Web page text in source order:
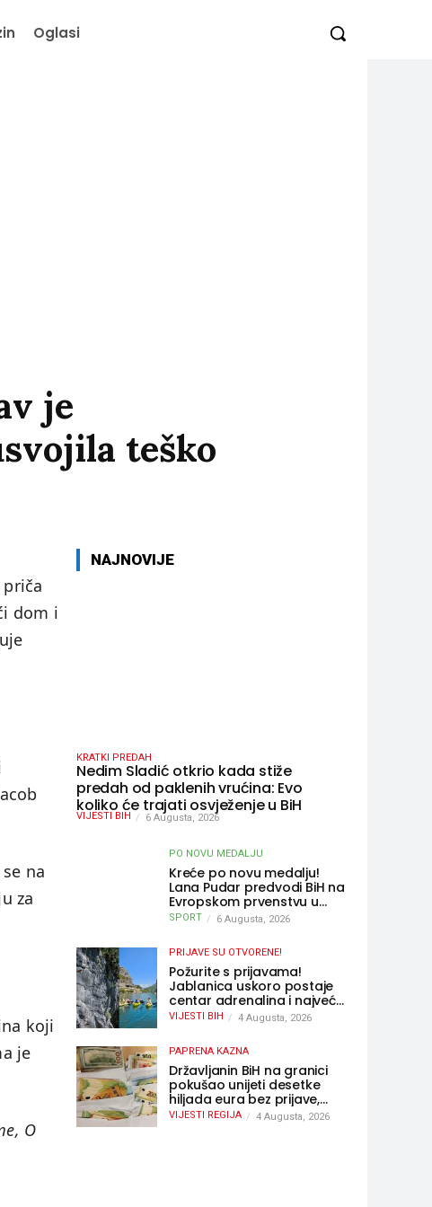
Oglasi
je
teško
dom i
na
za
koji
je
O
NAJNOVIJE
KRATKI PREDAH
Nedim Sladić otkrio kada stiže
predah od paklenih vrućina: Evo
koliko će trajati osvježenje u BiH
VIJESTI BIH 6 Augusta, 2026
PO NOVU MEDALJU
Kreće po novu medalju!
Lana Pudar predvodi BiH na
Evropskom prvenstvu u
Parizu
SPORT 6 Augusta, 2026
PRIJAVE SU OTVORENE!
Požurite s prijavama!
Jablanica uskoro postaje
centar adrenalina i najveće
outdoor avanture ovog
VIJESTI BIH 4 Augusta, 2026
PAPRENA KAZNA
Državljanin BiH na granici
pokušao unijeti desetke
hiljada eura bez prijave,
uslijedila “paprena” kazna
VIJESTI REGIJA 4 Augusta, 2026